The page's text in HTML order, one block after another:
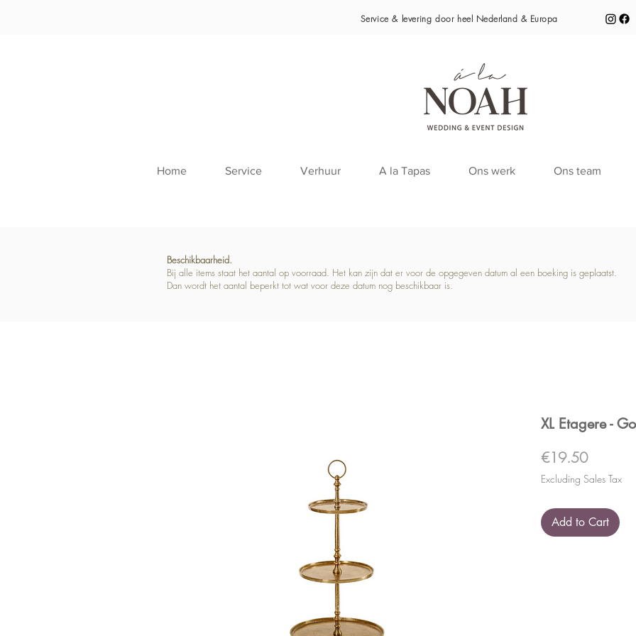
Service & levering door heel Nederland & Europa
Home Service Verhuur A la Tapas Ons werk Ons team
Beschikbaarheid.
Bij alle items staat het aantal op voorraad. Het kan zijn dat er voor de opgegeven datum al een boeking is geplaatst.
Dan wordt het aantal beperkt tot wat voor deze datum nog beschikbaar is.
XL Etagere -
€19.50Price
Excluding Sales Tax
Add to Cart